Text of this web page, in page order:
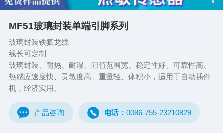
MF51玻璃封装单端引脚系列
玻璃封装铁氟龙线
线长可定制
玻璃封装、耐热、耐湿、阻值范围宽、稳定性好、可靠性高、
热感应速度快、灵敏度高、重量轻、体积小，适用于自动插件
机，经济实用。
产品咨询 电话： 0086-755-23210829